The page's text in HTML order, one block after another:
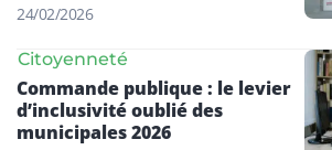
24/02/2026
Citoyenneté
Commande publique : le levier
d’inclusivité oublié des
municipales 2026